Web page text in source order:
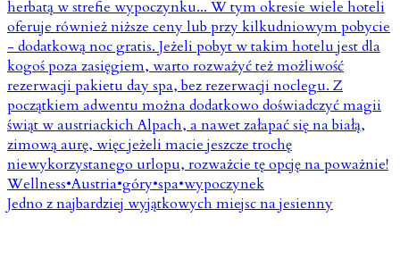
Jedno z najbardziej wyjątkowych miejsc na jesienny